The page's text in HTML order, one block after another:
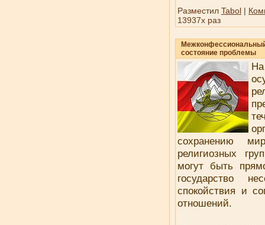
Разместил Tabol |
13937x раз
состояние проблемы
сохранению
религиозных
могут быть
государство
спокойствия и
отношений.